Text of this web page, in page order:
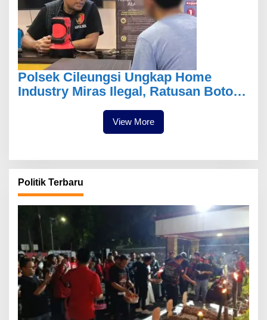
Polsek Cileungsi Ungkap Home
Industry Miras Ilegal, Ratusan Botol
View More
Politik Terbaru